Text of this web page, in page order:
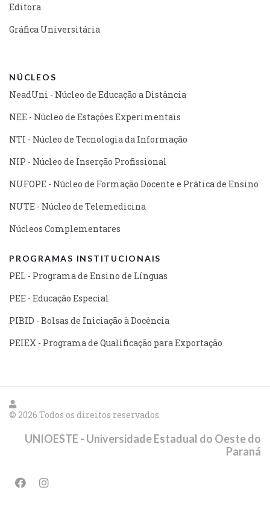
Editora
Gráfica Universitária
NÚCLEOS
NeadUni - Núcleo de Educação a Distância
NEE - Núcleo de Estações Experimentais
NTI - Núcleo de Tecnologia da Informação
NIP - Núcleo de Inserção Profissional
NUFOPE - Núcleo de Formação Docente e Prática de Ensino
NUTE - Núcleo de Telemedicina
Núcleos Complementares
PROGRAMAS INSTITUCIONAIS
PEL - Programa de Ensino de Línguas
PEE - Educação Especial
PIBID - Bolsas de Iniciação à Docência
PEIEX - Programa de Qualificação para Exportação
© 2026 Todos os direitos reservados.
UNIOESTE - Universidade Estadual do Oeste do
Paraná